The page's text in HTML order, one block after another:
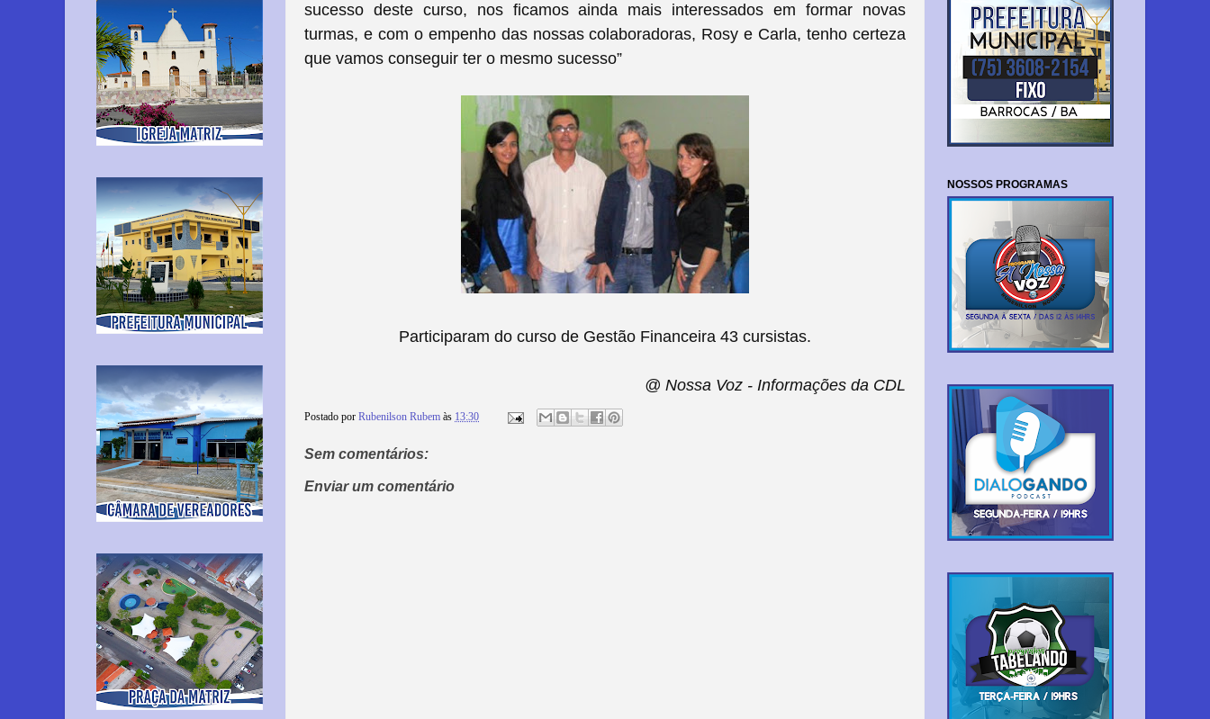
sucesso deste curso, nos ficamos ainda mais interessados em formar novas
turmas, e com o empenho das nossas colaboradoras, Rosy e Carla, tenho certeza
que vamos conseguir ter o mesmo sucesso”
Participaram do curso de Gestão Financeira 43 cursistas.
@ Nossa Voz - Informações da CDL
Postado por Rubenilson Rubem às 13:30
Sem comentários:
Enviar um comentário
NOSSOS PROGRAMAS